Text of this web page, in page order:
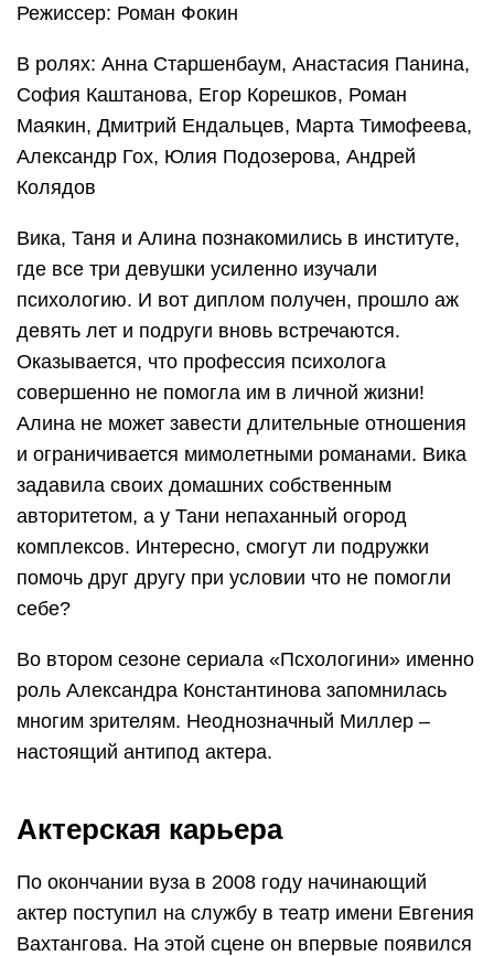
Режиссер: Роман Фокин
В ролях: Анна Старшенбаум, Анастасия Панина,
София Каштанова, Егор Корешков, Роман
Маякин, Дмитрий Ендальцев, Марта Тимофеева,
Александр Гох, Юлия Подозерова, Андрей
Колядов
Вика, Таня и Алина познакомились в институте,
где все три девушки усиленно изучали
психологию. И вот диплом получен, прошло аж
девять лет и подруги вновь встречаются.
Оказывается, что профессия психолога
совершенно не помогла им в личной жизни!
Алина не может завести длительные отношения
и ограничивается мимолетными романами. Вика
задавила своих домашних собственным
авторитетом, а у Тани непаханный огород
комплексов. Интересно, смогут ли подружки
помочь друг другу при условии что не помогли
себе?
Во втором сезоне сериала «Псхологини» именно
роль Александра Константинова запомнилась
многим зрителям. Неоднозначный Миллер –
настоящий антипод актера.
Актерская карьера
По окончании вуза в 2008 году начинающий
актер поступил на службу в театр имени Евгения
Вахтангова. На этой сцене он впервые появился